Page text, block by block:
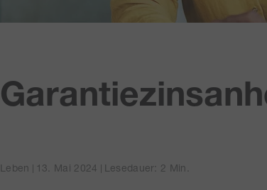
Leben 13. Mai 2024 Lesedauer: 2 Min.